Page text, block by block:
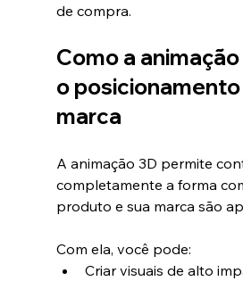
de compra.
Como a
o
marca
A animação 3D permite
completamente a forma
produto e sua marca são
Com ela, você pode:
Criar visuais de alto